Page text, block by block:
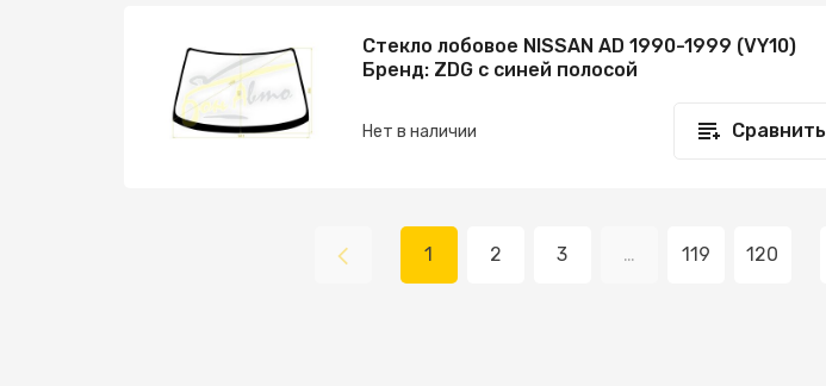
Стекло лобовое NISSAN AD 1990-1999 (VY10)
Бренд: ZDG с синей полосой
Нет в наличии Сравнить
1 2 3 … 119 120